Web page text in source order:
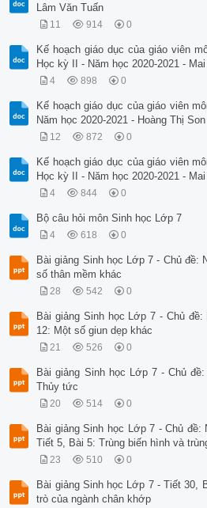
Lâm Văn Tuấn
11 914 0
Kế hoạch giáo dục của giáo viên
Học kỳ II - Năm học 2020-2021 -
4 898 0
Kế hoạch giáo dục của giáo viên
Năm học 2020-2021 - Hoàng Thị Son
12 872 0
Kế hoạch giáo dục của giáo viên
Học kỳ II - Năm học 2020-2021 -
4 844 0
Bộ câu hỏi môn Sinh học Lớp 7
4 618 0
Bài giảng Sinh học Lớp 7 - Chủ đề:
số thân mềm khác
28 542 0
Bài giảng Sinh học Lớp 7 - Chủ
12: Một số giun dẹp khác
21 526 0
Bài giảng Sinh học Lớp 7 - Chủ
Thủy tức
20 514 0
Bài giảng Sinh học Lớp 7 - Chủ đề:
Tiết 5, Bài 5: Trùng biến hình và
23 510 0
Bài giảng Sinh học Lớp 7 - Tiết 30,
trò của ngành chân khớp